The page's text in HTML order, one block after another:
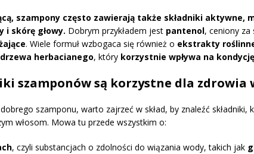
szampony często zawierają także składniki aktywne,
i skórę głowy. Dobrym przykładem jest pantenol, ceniony za
. Wiele formuł wzbogaca się również o ekstrakty
herbacianego, który korzystnie wpływa na kondycję
szamponów są korzystne dla zdrowia
szamponu, warto zajrzeć w skład, by znaleźć składniki,
włosom. Mowa tu przede wszystkim o:
, czyli substancjach o zdolności do wiązania wody, takich jak